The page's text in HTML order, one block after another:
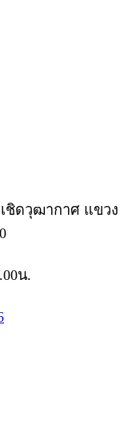
เชิดวุฒากาศ แขวง
น.